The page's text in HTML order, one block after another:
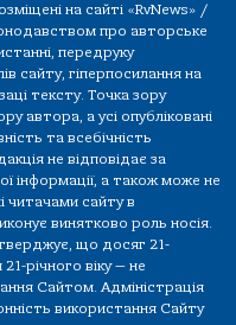
на сайті «RvNews» /
про авторське
передруку
сайту, гіперпосилання на
тексту. Точка зору
автора, а усі опубліковані
та всебічність
не відповідає за
інформації, а також може не
читачами сайту в
винятково роль носія.
що досяг 21-
річного віку — не
Сайтом. Адміністрація
використання Сайту